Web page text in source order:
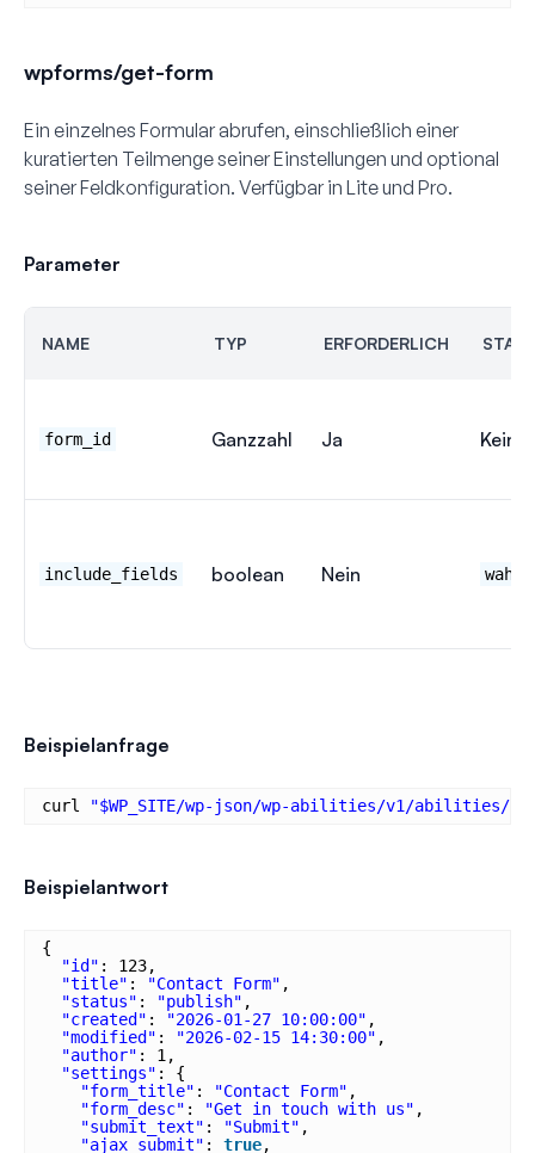
wpforms/get-form
Ein einzelnes Formular abrufen, einschließlich einer
kuratierten Teilmenge seiner Einstellungen und optional
seiner Feldkonfiguration. Verfügbar in Lite und Pro.
Parameter
NAME TYP ERFORDERLICH
form_id Ganzzahl Ja Keine
include_fields boolean Nein wahr
Beispielanfrage
curl "$WP_SITE/wp-json/wp-abilities/v1/abilities/
Beispielantwort
{
"id" : 123,
"title" : "Contact Form" ,
"status" : "publish" ,
"created" : "2026-01-27 10:00:00" ,
"modified" : "2026-02-15 14:30:00" ,
"author" : 1,
"settings" : {
"form_title" : "Contact Form" ,
"form_desc" : "Get in touch with us" ,
"submit_text" : "Submit" ,
"ajax_submit" : true,